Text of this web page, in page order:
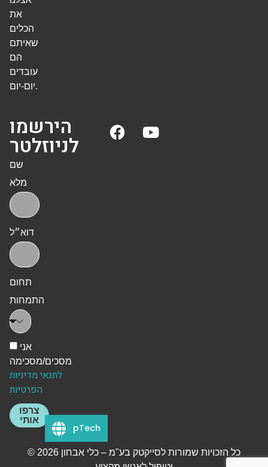
את
הכלים
שאיתם
הם
עובדים
יום-יום.
הירשמו
לניוזלטר
שם
מלא
דוא״ל
תחום
התמחות
אני
מסכים/מסכימה
לתנאי מדיניות
הפרטיות
צרפו
אותי
© 2026 כל הזכויות שמורות לסייקטק בע"מ – כלי אבחון
pTech